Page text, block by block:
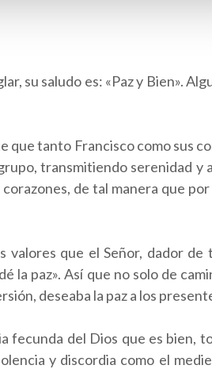
saludo es: «Paz y Bien».
tanto Francisco como sus
transmitiendo serenidad y
de tal manera que
que el Señor, dador de
paz». Así que no solo de
deseaba la paz a los
del Dios que es bien,
y discordia como el